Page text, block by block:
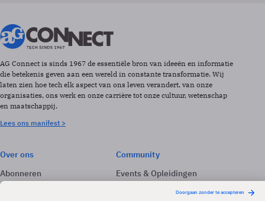
AG Connect is sinds 1967 de essentiële bron van ideeën en informatie
die betekenis geven aan een wereld in constante transformatie. Wij
laten zien hoe tech elk aspect van ons leven verandert, van onze
organisaties, ons werk en onze carrière tot onze cultuur, wetenschap
en maatschappij.
Lees ons manifest >
Over ons
Abonneren
Adverteren
Community
Events & Opleidingen